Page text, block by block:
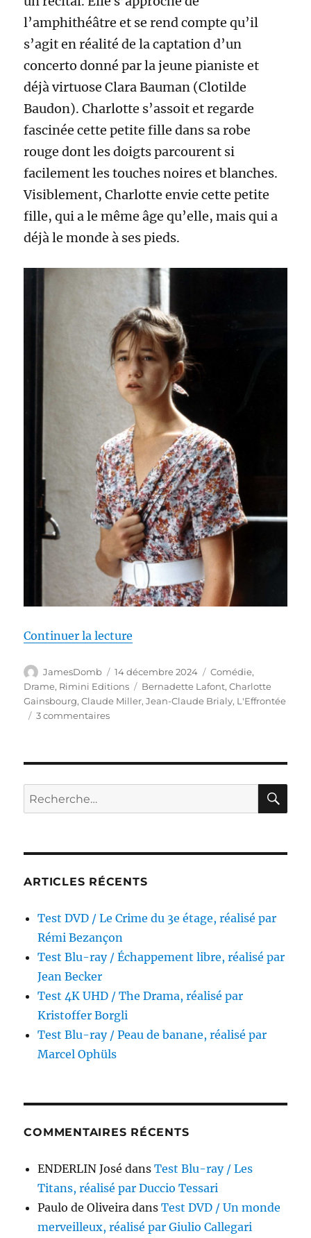
l’amphithéâtre et se rend compte qu’il
s’agit en réalité de la captation d’un
concerto donné par la jeune pianiste et
déjà virtuose Clara Bauman (Clotilde
Baudon). Charlotte s’assoit et regarde
fascinée cette petite fille dans sa robe
rouge dont les doigts parcourent si
facilement les touches noires et blanches.
Visiblement, Charlotte envie cette petite
fille, qui a le même âge qu’elle, mais qui a
déjà le monde à ses pieds.
Continuer la lecture
Auteur
JamesDomb
Publié
le
14 décembre 2024 Catégories
Comédie,
Drame, Rimini Editions Étiquettes
Bernadette Lafont,Charlotte
Gainsbourg,Claude Miller,Jean-Claude Brialy, L'Effrontée
3 commentairessur
L’Effrontée,
par
Recherche
pour :
ARTICLES RÉCENTS
Test DVD / Le Crime du 3e étage, réalisé par
Rémi Bezançon
Test Blu-ray / Échappement libre, réalisé par
Jean Becker
Test 4K UHD / The Drama, réalisé par
Kristoffer Borgli
Test Blu-ray / Peau de banane, réalisé par
Marcel Ophüls
COMMENTAIRES RÉCENTS
ENDERLIN José dansTest Blu-ray / Les
Titans, réalisé par Duccio Tessari
Paulo de Oliveira dansTest DVD / Un monde
merveilleux, réalisé par Giulio Callegari